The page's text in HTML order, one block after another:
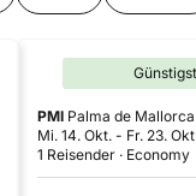
PMI Palma de Mallorca
Mi. 14. Okt. - Fr. 23.
1 Reisender
Economy